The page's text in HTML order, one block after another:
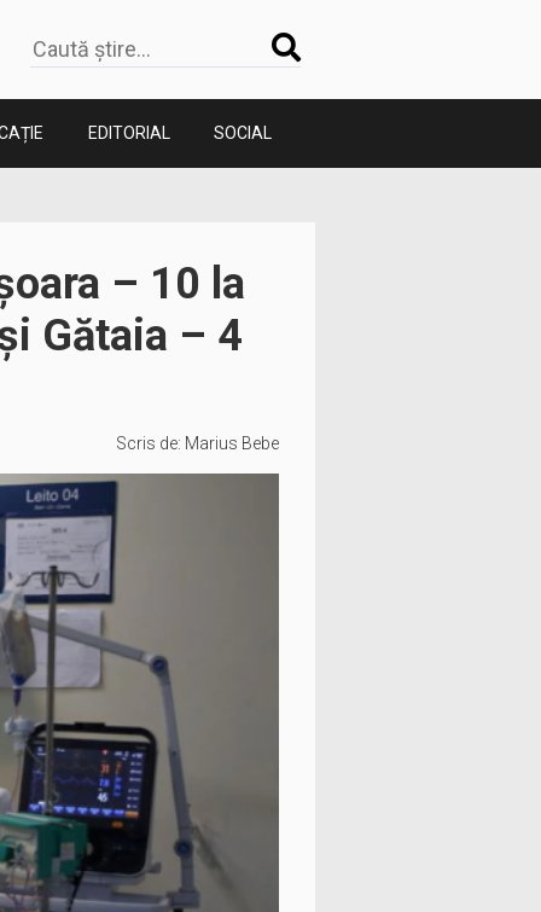
EDITORIAL SOCIAL
– 10 la
Gătaia – 4
Scris de: Marius Bebe